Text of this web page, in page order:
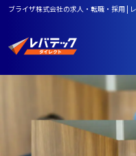
ブライザ株式会社の求人・転職・採用 |